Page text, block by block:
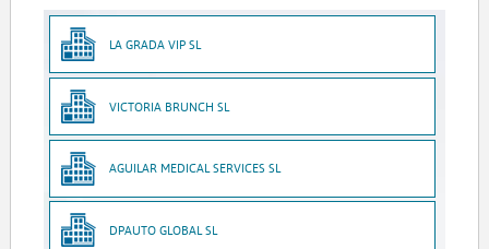
LA GRADA VIP SL
VICTORIA BRUNCH SL
AGUILAR MEDICAL SERVICES SL
DPAUTO GLOBAL SL